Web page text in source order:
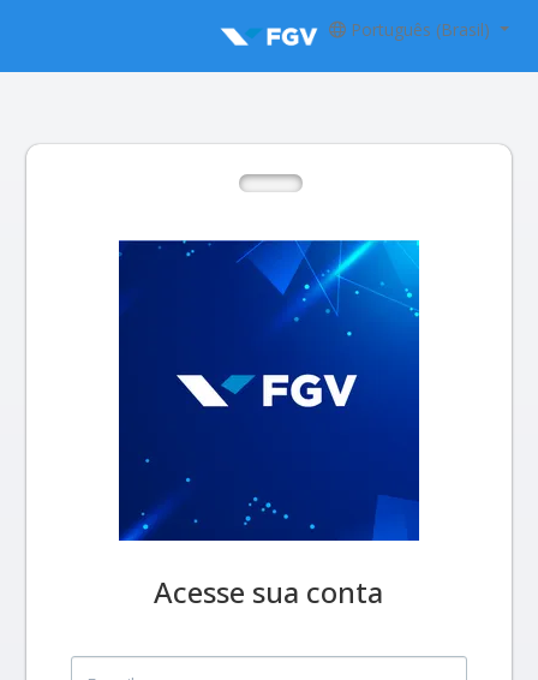
Português (Brasil)
Acesse sua conta
E-mail